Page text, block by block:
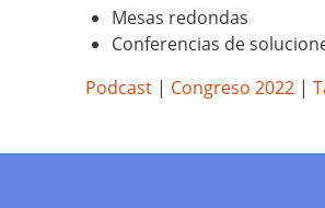
Mesas redondas
Conferencias de
Podcast | Congreso 2022 |